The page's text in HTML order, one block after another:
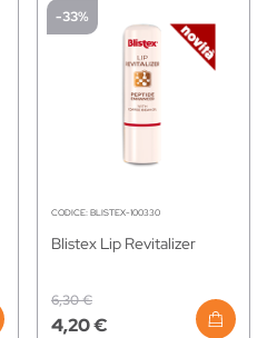
-33%
CODICE: BLISTEX-100330
Blistex Lip Revitalizer
4,20 €
6,30 €